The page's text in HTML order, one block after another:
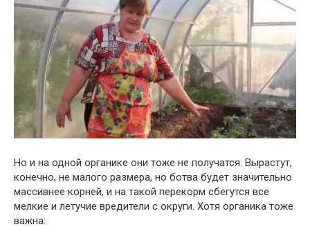
Но и на одной органике они тоже не получатся. Вырастут,
конечно, не малого размера, но ботва будет значительно
массивнее корней, и на такой перекорм сбегутся все
мелкие и летучие вредители с округи. Хотя органика тоже
важна: